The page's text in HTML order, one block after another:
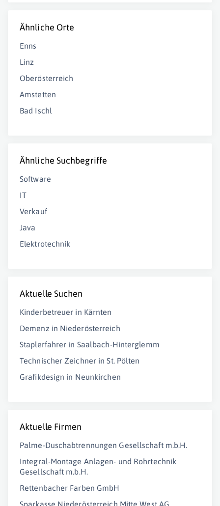
Ähnliche Orte
Enns
Linz
Oberösterreich
Amstetten
Bad Ischl
Ähnliche Suchbegriffe
Software
IT
Verkauf
Java
Elektrotechnik
Aktuelle Suchen
Kinderbetreuer in Kärnten
Demenz in Niederösterreich
Staplerfahrer in Saalbach-Hinterglemm
Technischer Zeichner in St. Pölten
Grafikdesign in Neunkirchen
Aktuelle Firmen
Palme-Duschabtrennungen Gesellschaft m.b.H.
Integral-Montage Anlagen- und Rohrtechnik
Gesellschaft m.b.H.
Rettenbacher Farben GmbH
Sparkasse Niederösterreich Mitte West AG